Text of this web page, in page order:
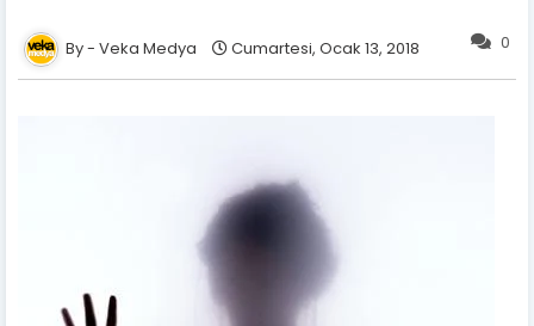
0
Veka Medya Cumartesi, Ocak 13, 2018